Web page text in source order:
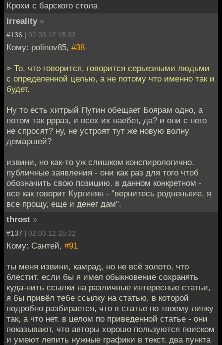
Крохи с барского стола
irreality »
#136 | 02.03.12 15:32
Кому: polinov85, #38
> То, что говорится, говорится серьезными людьми
с определенной целью, а не потому что именно так и
будет.
Ну то есть хитрый Путин обещает Боярам одно, а
потом так ррраз, и всех их наебет, да? и они с него
не спросят? ну, не устроят тут же новую волну
демаршей?
извини, но как-то уж слишком конспирологично.
публичные заявления - они как раз для того чтоб
обозначить свою позицию. в данном конкретном -
все как говорит Кургинян - "вернитесь родненькие, я
все прощу, еще и денег дам".
throst »
#137 | 02.03.12 15:32
Кому: Сантей, #91
ты меня извини, камрад, но не всё золото, что
блестит. если бы я имел обыкновение сохранять
куда-нить ссылки на различные интересные статьи,
я бы привёл тебе ссылку на статью, в которой
подробно разбирается, что в статье по твоему линку
так, а что нет. в целом по приведенной статье - они
показывают, что авторы хорошо пользуются поиском
и умеют лепить нужные графики в текст. два пункта